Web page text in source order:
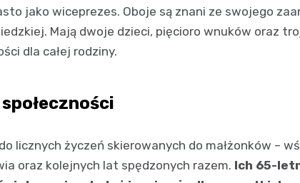
jako wiceprezes. Oboje są znani ze swojego
Mają dwoje dzieci, pięcioro wnuków oraz
dla całej rodziny.
licznych życzeń skierowanych do małżonków –
oraz kolejnych lat spędzonych razem. Ich 65-